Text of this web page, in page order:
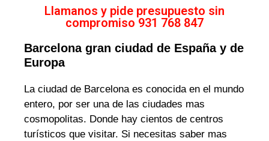
Llamanos y pide presupuesto sin
compromiso 931 768 847
Barcelona gran ciudad de España y de
Europa
La ciudad de Barcelona es conocida en el mundo
entero, por ser una de las ciudades mas
cosmopolitas. Donde hay cientos de centros
turísticos que visitar. Si necesitas saber mas